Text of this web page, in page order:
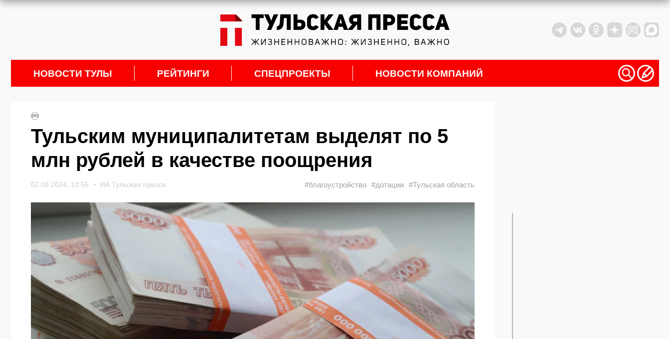
НОВОСТИ ТУЛЫ РЕЙТИНГИ СПЕЦПРОЕКТЫ НОВОСТИ КОМПАНИЙ
Тульским муниципалитетам выделят по 5
млн рублей в качестве поощрения
02.08.2024, 13:56 ИА Тульская пресса #благоустройство #дотации #Тульская область